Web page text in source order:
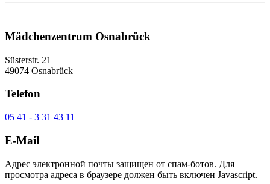
Mädchenzentrum Osnabrück
Süsterstr. 21
49074 Osnabrück
Telefon
05 41 - 3 31 43 11
E-Mail
Адрес электронной почты защищен от спам-ботов. Для
просмотра адреса в браузере должен быть включен Javascript.